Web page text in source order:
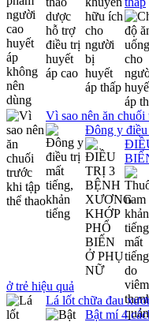
Vì sao nên ăn
Đông y điều
ở trẻ hiệu quả
Lá lốt chữa đau
Bật mí 4